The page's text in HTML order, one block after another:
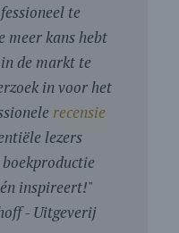
te
meer kans hebt
de markt te
in voor het
recensie
lezers
inspireert!"
- Uitgeverij